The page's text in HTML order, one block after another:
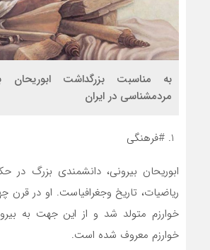
به مناسبت بزرگداشت ابوریحان
مردمشناسی در ایران
#فرهنگی
ابوریحان بیرونی، دانشمندی بزرگ در
ریاضیات، تاریخ وجغرافیاست. او در قرن
خوارزم متولد شد و از این جهت به
خوارزم معروف شده است.